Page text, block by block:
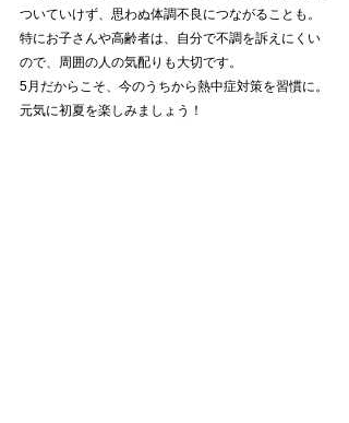
ついていけず、思わぬ体調不良につながることも。
特にお子さんや高齢者は、自分で不調を訴えにくい
ので、周囲の人の気配りも大切です。
5月だからこそ、今のうちから熱中症対策を習慣に。
元気に初夏を楽しみましょう！